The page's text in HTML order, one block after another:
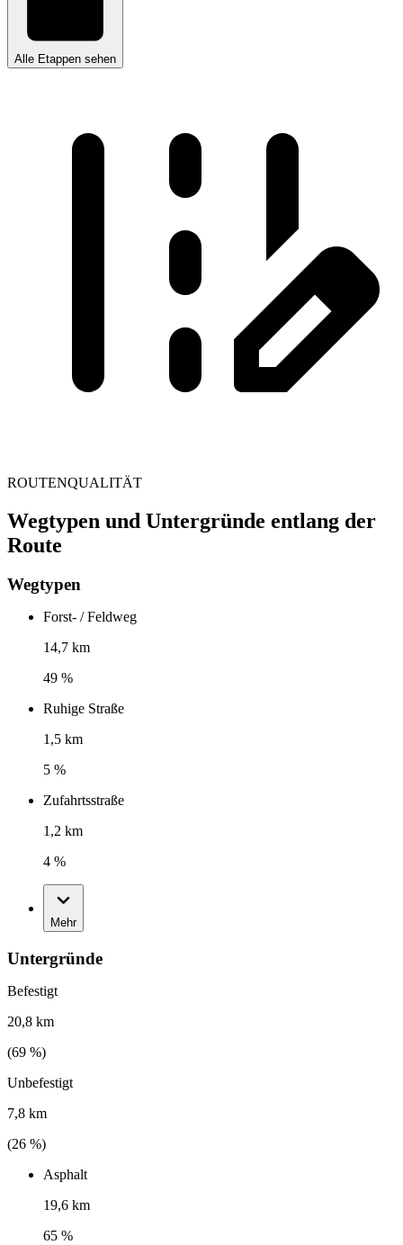
Alle Etappen sehen
ROUTENQUALITÄT
Wegtypen und Untergründe entlang der
Route
Wegtypen
Forst- / Feldweg
14,7 km
49 %
Ruhige Straße
1,5 km
5 %
Zufahrtsstraße
1,2 km
4 %
Mehr
Untergründe
Befestigt
20,8 km
(69 %)
Unbefestigt
7,8 km
(26 %)
Asphalt
19,6 km
65 %